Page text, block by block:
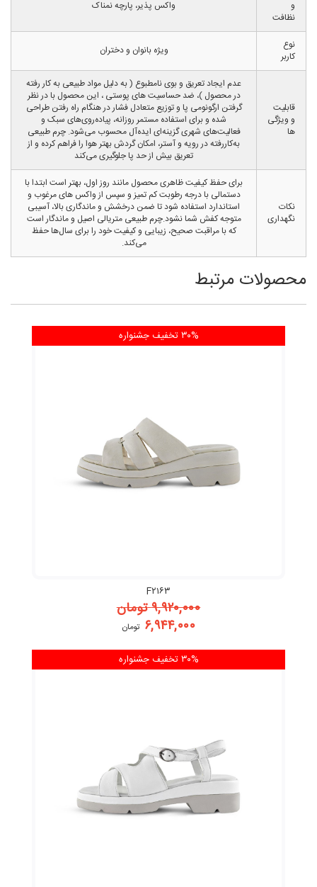
و
نظافت
واکس پذیر، پارچه نمناک
نوع
کاربر
ویژه بانوان و دختران
قابلیت
و ویژگی
ها
عدم ایجاد تعریق و بوی نامطبوع ( به دلیل مواد طبیعی به کار رفته
در محصول )، ضد حساسیت های پوستی ، این محصول با در نظر
گرفتن ارگونومی پا و توزیع متعادل فشار در هنگام راه رفتن طراحی
شده و برای استفاده مستمر روزانه، پیاده‌روی‌های سبک و
فعالیت‌های شهری گزینه‌ای ایده‌آل محسوب می‌شود. چرم طبیعی
به‌کاررفته در رویه و آستر، امکان گردش بهتر هوا را فراهم کرده و از
تعریق بیش از حد پا جلوگیری می‌کند
نکات
نگهداری
برای حفظ کیفیت ظاهری محصول مانند روز اول، بهتر است ابتدا با
دستمالی با درجه رطوبت کم تمیز و سپس از واکس های مرغوب و
استاندارد استفاده شود تا ضمن درخشش و ماندگاری بالا، آسیبی
متوجه کفش شما نشود.چرم طبیعی متریالی اصیل و ماندگار است
که با مراقبت صحیح، زیبایی و کیفیت خود را برای سال‌ها حفظ
می‌کند.
محصولات مرتبط
F۲۱۶۳
۹,۹۲۰,۰۰۰تومان
۶,۹۴۴,۰۰۰ تومان
۳۰% تخفیف جشنواره
۳۰% تخفیف جشنواره